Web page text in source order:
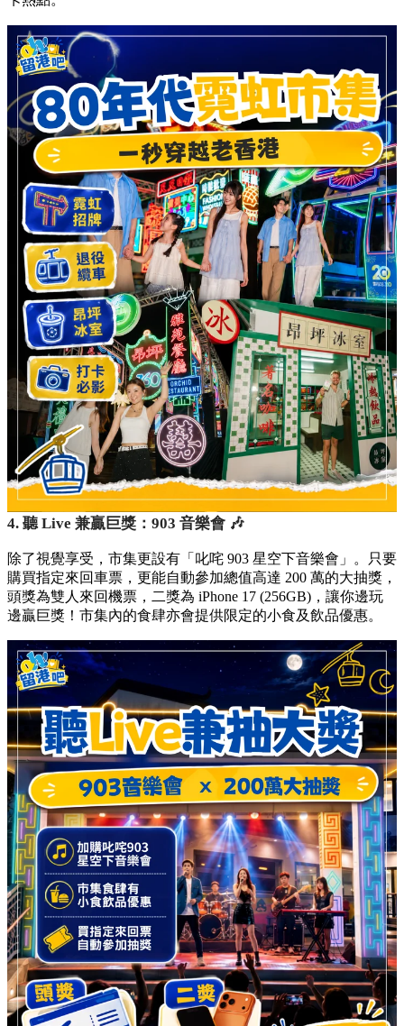
4. 聽 Live 兼贏巨獎：903 音樂會 🎶
除了視覺享受，市集更設有「叱咤 903 星空下音樂會」。只要
購買指定來回車票，更能自動參加總值高達 200 萬的大抽獎，
頭獎為雙人來回機票，二獎為 iPhone 17 (256GB)，讓你邊玩
邊贏巨獎！市集內的食肆亦會提供限定的小食及飲品優惠。